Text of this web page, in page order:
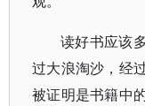
读好书应该
过大浪淘沙，经
被证明是书籍中